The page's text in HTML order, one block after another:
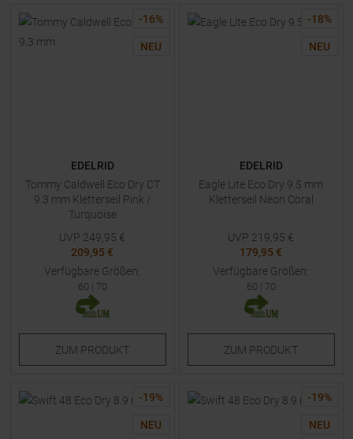
-16%
NEU
EDELRID
Tommy Caldwell Eco Dry CT
9.3 mm Kletterseil Pink /
Turquoise
UVP 249,95 €
209,95 €
Verfügbare Größen:
60 | 70
ZUM PRODUKT
-18%
NEU
EDELRID
Eagle Lite Eco Dry 9.5 mm
Kletterseil Neon Coral
UVP 219,95 €
179,95 €
Verfügbare Größen:
60 | 70
ZUM PRODUKT
-19%
NEU
-19%
NEU